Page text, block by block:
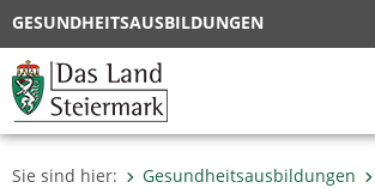
GESUNDHEITSAUSBILDUNGEN
Sie sind hier: Gesundheitsausbildungen